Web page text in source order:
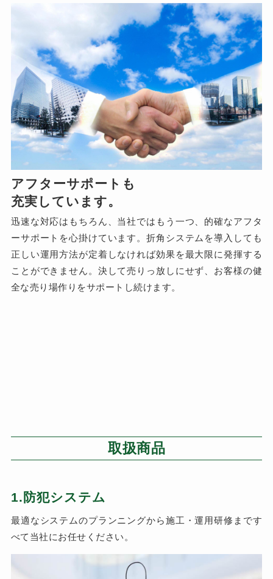
アフターサポートも
充実しています。
迅速な対応はもちろん、当社ではもう一つ、的確なアフタ
ーサポートを心掛けています。折角システムを導入しても
正しい運用方法が定着しなければ効果を最大限に発揮する
ことができません。決して売りっ放しにせず、お客様の健
全な売り場作りをサポートし続けます。
取扱商品
1.防犯システム
最適なシステムのプランニングから施工・運用研修まです
べて当社にお任せください。